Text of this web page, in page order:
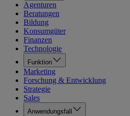
Agenturen
Beratungen
Bildung
Konsumgüter
Finanzen
Technologie
Funktion
Marketing
Forschung & Entwicklung
Strategie
Sales
Anwendungsfall